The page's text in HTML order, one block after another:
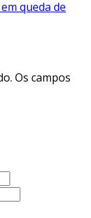
queda de
Os campos